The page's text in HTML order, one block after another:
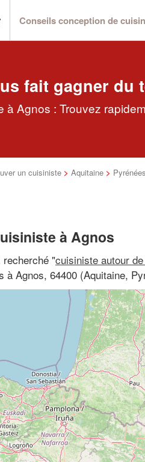
Conseils conception de
fait gagner du
à Agnos : Trouvez
un cuisiniste > Aquitaine >
à Agnos
recherché "cuisiniste autour
à Agnos, 64400 (Aquitaine,